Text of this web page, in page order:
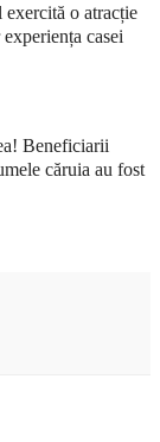
o atracție
casei
Beneficiarii
căruia au fost